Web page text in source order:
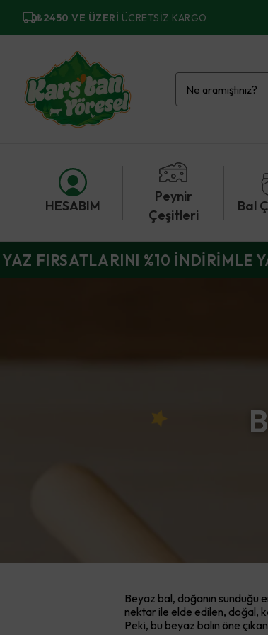
₺2450 VE ÜZERI ÜCRETSIZ KARGO
HESABIM
Peynir
Çeşitleri
Bal
YAZ FIRSATLARINI %10 İNDİRİMLE
Beyaz bal, doğanın sunduğu
nektar ile elde edilen, doğal,
Peki, bu beyaz balın öne